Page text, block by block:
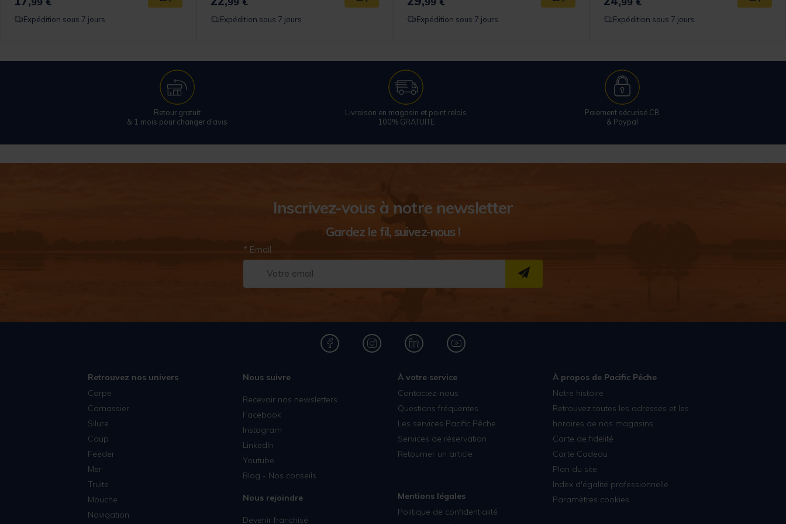
Expédition sous 7 jours Expédition sous 7 jours Expédition sous 7 jours Expédition sous 7 jours
Retour gratuit
& 1 mois pour changer d'avis
Livraison en magasin et point relais
100% GRATUITE
Paiement sécurisé CB
& Paypal
Inscrivez-vous à notre newsletter
Gardez le fil, suivez-nous !
* Email
S''INSCRIRE
Retrouvez nos univers
Carpe
Carnassier
Silure
Coup
Feeder
Mer
Truite
Mouche
Navigation
Nous suivre
Recevoir nos newsletters
Facebook
Instagram
LinkedIn
Youtube
Blog - Nos conseils
Nous rejoindre
Devenir franchisé
À votre service
Contactez-nous
Questions fréquentes
Les services Pacific Pêche
Services de réservation
Retourner un article
Mentions légales
Politique de confidentialité
À propos de Pacific Pêche
Notre histoire
Retrouvez toutes les adresses et les
horaires de nos magasins
Carte de fidelité
Carte Cadeau
Plan du site
Index d'égalité professionnelle
Paramètres cookies